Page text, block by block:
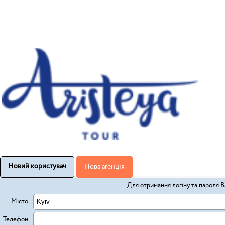
Новий користувач Нова агенція
Для отримання логіну та пароля
Місто
Телефон